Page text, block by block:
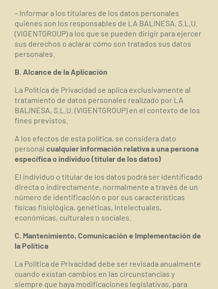
– Informar a los titulares de los datos personales
quiénes son los responsables de LA BALINESA, S.L.U.
(VIGENTGROUP) a los que se pueden dirigir para ejercer
sus derechos o aclarar cómo son tratados sus datos
personales.
B. Alcance de la Aplicación
La Política de Privacidad se aplica exclusivamente al
tratamiento de datos personales realizado por LA
BALINESA, S.L.U. (VIGENTGROUP) en el contexto de los
fines previstos.
A los efectos de esta política, se considera dato
personal cualquier información relativa a una persona
específica o individuo (titular de los datos)
El individuo o titular de los datos podrá ser identificado
directa o indirectamente, normalmente a través de un
número de identificación o por sus características
físicas fisiológica, genéticas, intelectuales,
económicas, culturales o sociales.
C. Mantenimiento, Comunicación e Implementación de
la Política
La Política de Privacidad debe ser revisada anualmente
cuando existan cambios en las circunstancias y
siempre que haya modificaciones legislativas, para